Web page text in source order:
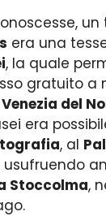
era una
, la quale
gratuito a
Venezia del
era
, al
usufruendo
Stoccolma,